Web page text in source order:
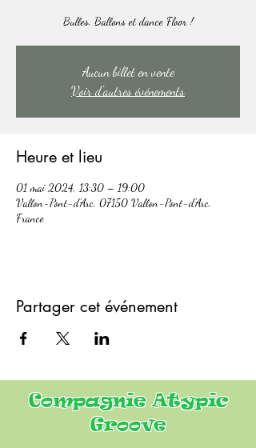
Bulles, Ballons et dance Floor !
Aucun billet en vente
Voir d'autres événements
Heure et lieu
01 mai 2024, 13:30 – 19:00
Vallon-Pont-d'Arc, 07150 Vallon-Pont-d'Arc,
France
Partager cet événement
Compagnie Atypic
Groove